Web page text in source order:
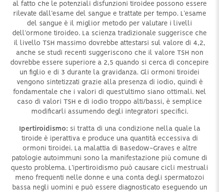
al fatto che le potenziali disfunzioni tiroidee possono essere
rilevate dall’esame del sangue e trattate per tempo. L’esame
del sangue è il miglior metodo per valutare i livelli
dell’ormone tiroideo. La scienza tradizionale suggerisce che
il livello TSH massimo dovrebbe attestarsi sul valore di 4,2,
anche se studi recenti suggeriscono che il valore TSH non
dovrebbe essere superiore a 2,5 quando si cerca di concepire
un figlio e di 3 durante la gravidanza. Gli ormoni tiroidei
vengono sintetizzati grazie alla presenza di iodio, quindi è
fondamentale che i valori di quest’ultimo siano ottimali. Nel
caso di valori TSH e di iodio troppo alti/bassi, è semplice
modificarli assumendo degli integratori specifici.
Ipertiroidismo:si tratta di una condizione nella quale la
tiroide è iperattiva e produce una quantità eccessiva di
ormoni tiroidei. La malattia di Basedow-Graves e altre
patologie autoimmuni sono la manifestazione più comune di
questo problema. L’ipertiroidismo può causare cicli mestruali
meno frequenti nelle donne e una conta degli spermatozoi
bassa negli uomini e può essere diagnosticato eseguendo un